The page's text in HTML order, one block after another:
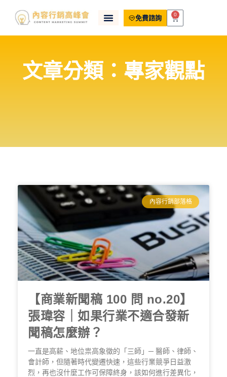
免費諮詢 0
文章分類：專家觀點
內容行銷部落格
【商業新聞稿 100 問 no.20】
張瑋容｜如果行業不適合發新
聞稿怎麼辦？
一直是高薪、地位祟高象徵的「三師」─ 醫師、律師、
會計師，但隨著時代變遷快速，這些行業競爭日益激
烈，再也沒什麼工作可保障終身，該如何進行差異化，